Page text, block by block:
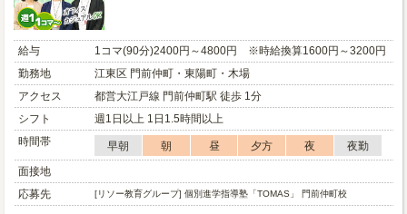
給与
1コマ(90分)2400円～4800円 ※時給換算1600円～3200円
勤務地
江東区 門前仲町・東陽町・木場
アクセス
都営大江戸線 門前仲町駅 徒歩 1分
シフト
週1日以上 1日1.5時間以上
時間帯
早朝 朝 昼 夕方 夜
夜勤
面接地
応募先
[リソー教育グループ] 個別進学指導塾「TOMAS」 門前仲町校